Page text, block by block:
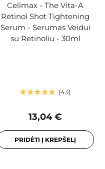
Celimax - The Vita-A
Retinol Shot Tightening
Serum - Serumas Veidui
su Retinoliu - 30ml
43
13,04 €
PRIDĖTI Į KREPŠELĮ